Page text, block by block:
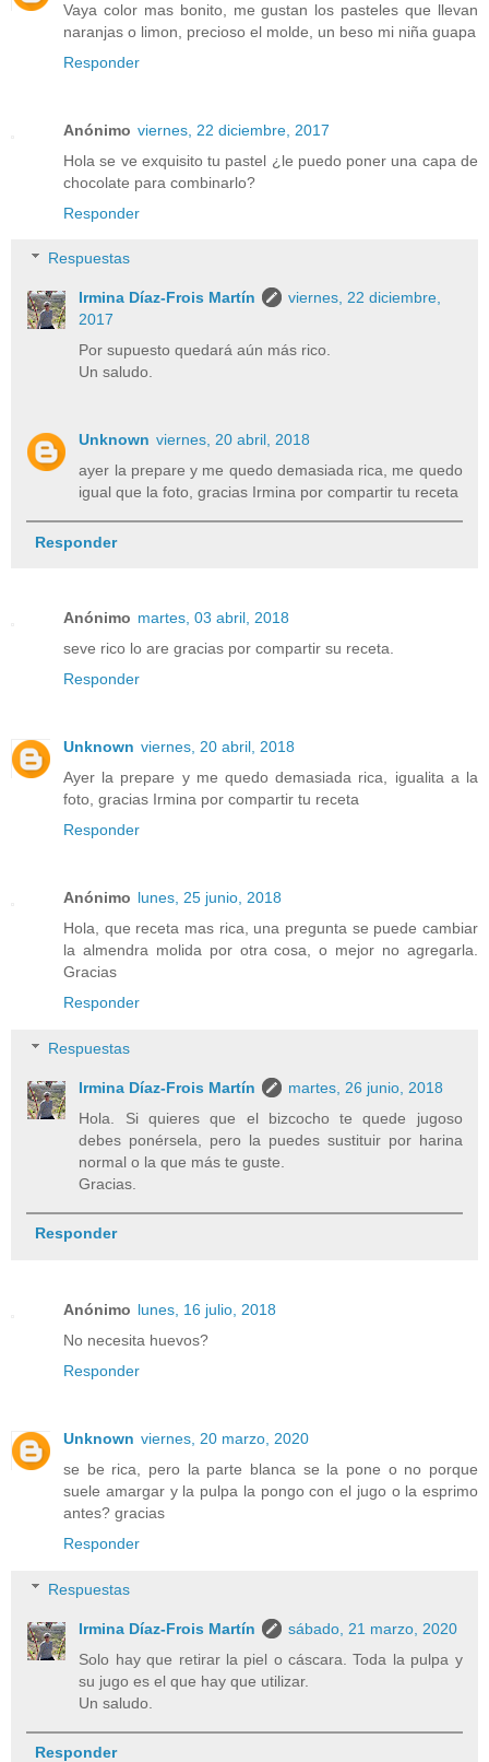
Vaya color mas bonito, me gustan los pasteles que llevan
naranjas o limon, precioso el molde, un beso mi niña guapa
Responder
Anónimo viernes, 22 diciembre, 2017
Hola se ve exquisito tu pastel ¿le puedo poner una capa de
chocolate para combinarlo?
Responder
Respuestas
Irmina Díaz-Frois Martín
viernes, 22 diciembre,
2017
Por supuesto quedará aún más rico.
Un saludo.
Unknown viernes, 20 abril, 2018
ayer la prepare y me quedo demasiada rica, me quedo
igual que la foto, gracias Irmina por compartir tu receta
Responder
Anónimo martes, 03 abril, 2018
seve rico lo are gracias por compartir su receta.
Responder
Unknown viernes, 20 abril, 2018
Ayer la prepare y me quedo demasiada rica, igualita a la
foto, gracias Irmina por compartir tu receta
Responder
Anónimo lunes, 25 junio, 2018
Hola, que receta mas rica, una pregunta se puede cambiar
la almendra molida por otra cosa, o mejor no agregarla.
Gracias
Responder
Respuestas
Irmina Díaz-Frois Martín
martes, 26 junio, 2018
Hola. Si quieres que el bizcocho te quede jugoso
debes ponérsela, pero la puedes sustituir por harina
normal o la que más te guste.
Gracias.
Responder
Anónimo lunes, 16 julio, 2018
No necesita huevos?
Responder
Unknown viernes, 20 marzo, 2020
se be rica, pero la parte blanca se la pone o no porque
suele amargar y la pulpa la pongo con el jugo o la esprimo
antes? gracias
Responder
Respuestas
Irmina Díaz-Frois Martín
sábado, 21 marzo, 2020
Solo hay que retirar la piel o cáscara. Toda la pulpa y
su jugo es el que hay que utilizar.
Un saludo.
Responder